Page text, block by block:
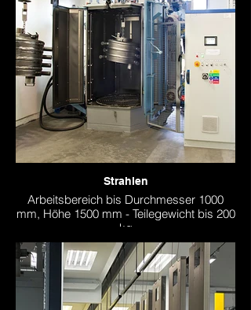
Strahlen
Arbeitsbereich bis Durchmesser 1000
mm, Höhe 1500 mm - Teilegewicht bis 200
kg